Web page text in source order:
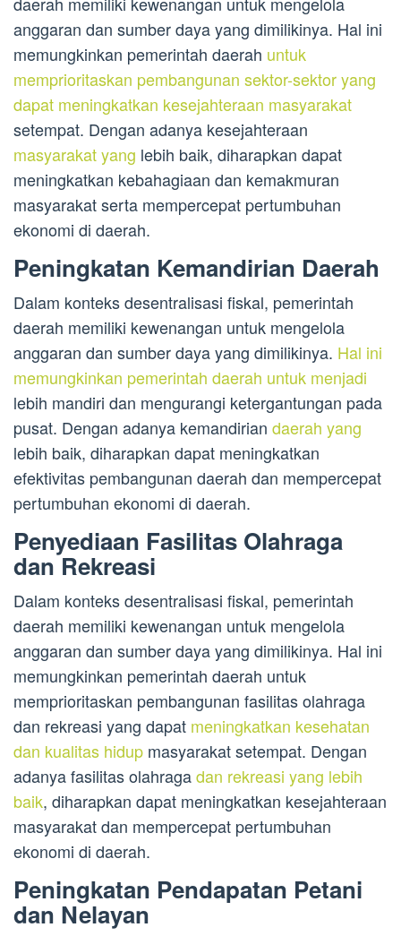
anggaran dan sumber daya yang dimilikinya. Hal ini
memungkinkan pemerintah daerah untuk
memprioritaskan pembangunan sektor-sektor yang
dapat meningkatkan kesejahteraan masyarakat
setempat. Dengan adanya kesejahteraan
masyarakat yang lebih baik, diharapkan dapat
meningkatkan kebahagiaan dan kemakmuran
masyarakat serta mempercepat pertumbuhan
ekonomi di daerah.
Peningkatan Kemandirian Daerah
Dalam konteks desentralisasi fiskal, pemerintah
daerah memiliki kewenangan untuk mengelola
anggaran dan sumber daya yang dimilikinya. Hal ini
memungkinkan pemerintah daerah untuk menjadi
lebih mandiri dan mengurangi ketergantungan pada
pusat. Dengan adanya kemandirian daerah yang
lebih baik, diharapkan dapat meningkatkan
efektivitas pembangunan daerah dan mempercepat
pertumbuhan ekonomi di daerah.
Penyediaan Fasilitas Olahraga
dan Rekreasi
Dalam konteks desentralisasi fiskal, pemerintah
daerah memiliki kewenangan untuk mengelola
anggaran dan sumber daya yang dimilikinya. Hal ini
memungkinkan pemerintah daerah untuk
memprioritaskan pembangunan fasilitas olahraga
dan rekreasi yang dapat meningkatkan kesehatan
dan kualitas hidup masyarakat setempat. Dengan
adanya fasilitas olahragadan rekreasi yang lebih
baik, diharapkan dapat meningkatkan kesejahteraan
masyarakat dan mempercepat pertumbuhan
ekonomi di daerah.
Peningkatan Pendapatan Petani
dan Nelayan